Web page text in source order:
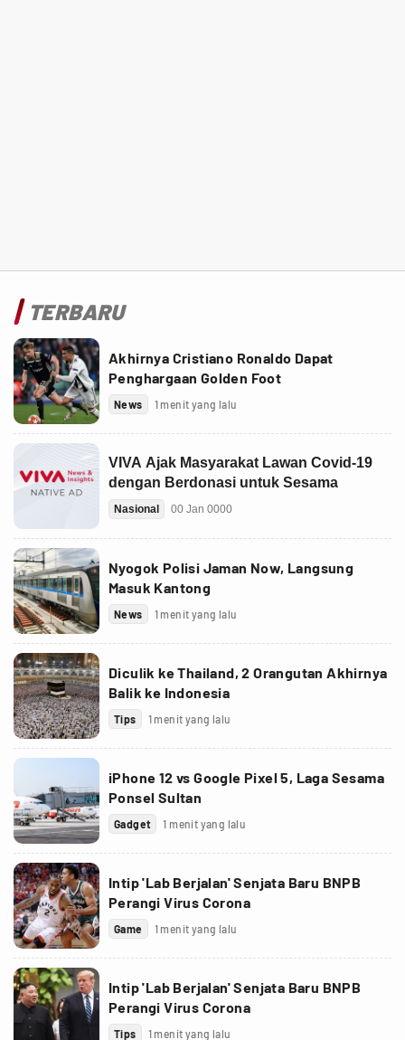
TERBARU
Akhirnya Cristiano Ronaldo Dapat
Penghargaan Golden Foot
News 1 menit yang lalu
Nyogok Polisi Jaman Now, Langsung
Masuk Kantong
News 1 menit yang lalu
Diculik ke Thailand, 2 Orangutan Akhirnya
Balik ke Indonesia
Tips 1 menit yang lalu
iPhone 12 vs Google Pixel 5, Laga Sesama
Ponsel Sultan
Gadget 1 menit yang lalu
Intip 'Lab Berjalan' Senjata Baru BNPB
Perangi Virus Corona
Game 1 menit yang lalu
Intip 'Lab Berjalan' Senjata Baru BNPB
Perangi Virus Corona
Tips 1 menit yang lalu